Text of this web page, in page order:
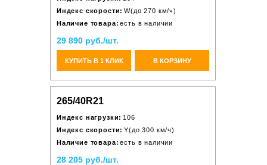
Индекс скорости: W(до 270 км/ч)
Наличие товара: есть в наличии
29 890 руб./шт.
КУПИТЬ В 1 КЛИК В КОРЗИНУ
265/40R21
Индекс нагрузки: 106
Индекс скорости: Y(до 300 км/ч)
Наличие товара: есть в наличии
28 205 руб./шт.